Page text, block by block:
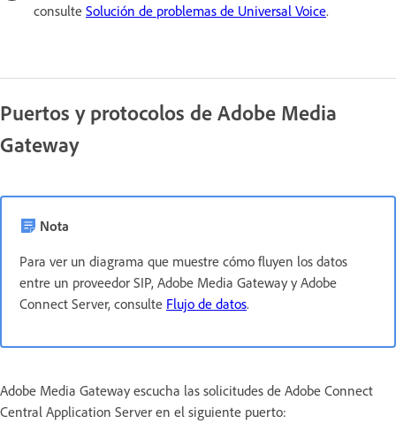
consulte Solución de problemas de Universal Voice.
Puertos y protocolos de Adobe Media
Gateway
Nota
Para ver un diagrama que muestre cómo fluyen los datos
entre un proveedor SIP, Adobe Media Gateway y Adobe
Connect Server, consulte Flujo de datos.
Adobe Media Gateway escucha las solicitudes de Adobe Connect
Central Application Server en el siguiente puerto: